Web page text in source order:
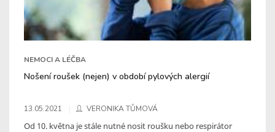
NEMOCI A LÉČBA
Nošení roušek (nejen) v období pylových alergií
13.05.2021 VERONIKA TŮMOVÁ
Od 10. května je stále nutné nosit roušku nebo respirátor